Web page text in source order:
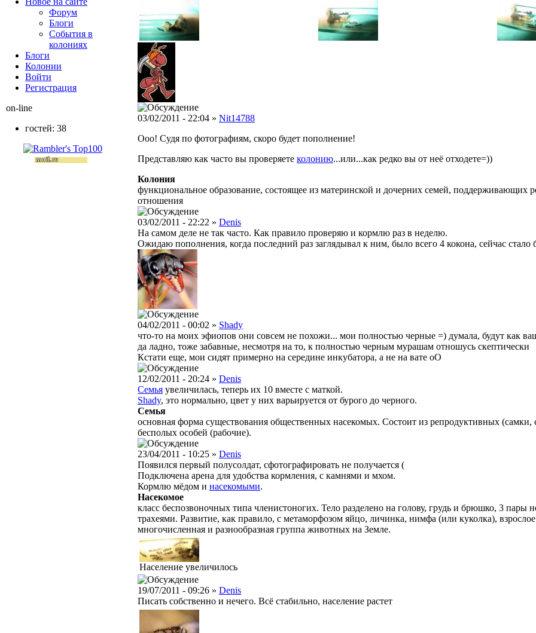
03/02/2011 - 22:04 » Nit14788
Ооо! Судя по фотографиям, скоро будет пополнение!
Представляю как часто вы проверяете колонию...или...как редко вы от неё отходете=))
Колония
функциональное образование, состоящее из материнской и дочерних семей, поддерживающих
отношения
03/02/2011 - 22:22 » Denis
На самом деле не так часто. Как правило проверяю и кормлю раз в неделю.
Ожидаю пополнения, когда последний раз заглядывал к ним, было всего 4 кокона, сейчас стало
04/02/2011 - 00:02 » Shady
что-то на моих эфиопов они совсем не похожи... мои полностью черные =) думала, будут как
да ладно, тоже забавные, несмотря на то, к полностью черным мурашам отношусь скептически
Кстати еще, мои сидят примерно на середине инкубатора, а не на вате оО
12/02/2011 - 20:24 » Denis
Семья увеличилась, теперь их 10 вместе с маткой.
Shady, это нормально, цвет у них варьируется от бурого до черного.
Семья
основная форма существования общественных насекомых. Состоит из репродуктивных
бесполых особей (рабочие).
23/04/2011 - 10:25 » Denis
Появился первый полусолдат, сфотографировать не получается (
Подключена арена для удобства кормления, с камнями и мхом.
Кормлю мёдом и насекомыми.
Насекомое
класс беспозвоночных типа членистоногих. Тело разделено на голову, грудь и брюшко, 3
трахеями. Развитие, как правило, с метаморфозом яйцо, личинка, нимфа (или куколка),
многочисленная и разнообразная группа животных на Земле.
Население увеличилось
19/07/2011 - 09:26 » Denis
Писать собственно и нечего. Всё стабильно, население растет
Форум
Блоги
События в
колониях
Блоги
Колонии
Войти
Peгиcтpaция
on-line
гостей: 38